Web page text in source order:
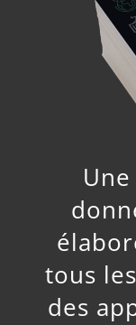
tous
des